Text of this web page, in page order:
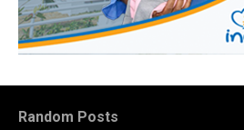
Random Posts